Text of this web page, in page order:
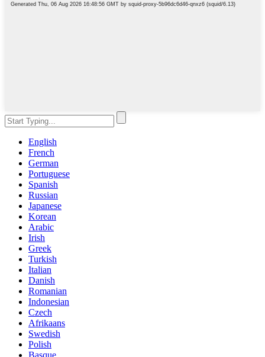
English
French
German
Portuguese
Spanish
Russian
Japanese
Korean
Arabic
Irish
Greek
Turkish
Italian
Danish
Romanian
Indonesian
Czech
Afrikaans
Swedish
Polish
Basque